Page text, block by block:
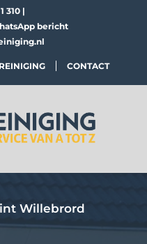
310 |
bericht
CONTACT
Willebrord